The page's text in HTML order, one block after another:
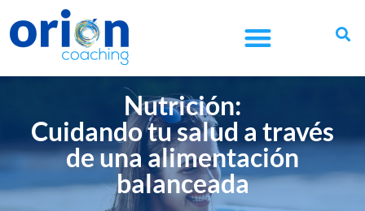
Nutrición:
Cuidando tu salud a través
de una alimentación
balanceada